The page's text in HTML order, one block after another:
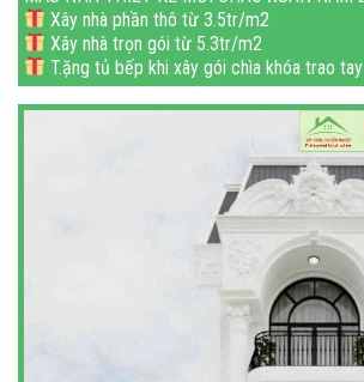
Xây nhà phần thô từ 3.5tr/m2
Xây nhà trọn gói từ 5.3tr/m2
T.ặng tủ bếp khi xây gói chìa khóa trao tay
Miễn_phí xin phép xây dựng
Mi